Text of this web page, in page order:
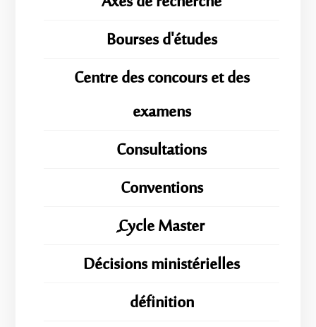
Bourses d'études
Centre des concours et des
examens
Consultations
Conventions
ِِِCycle Master
Décisions ministérielles
définition